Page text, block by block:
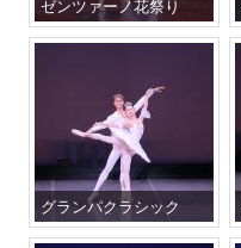
ゼンツァーノ花祭り
グランパクラシック